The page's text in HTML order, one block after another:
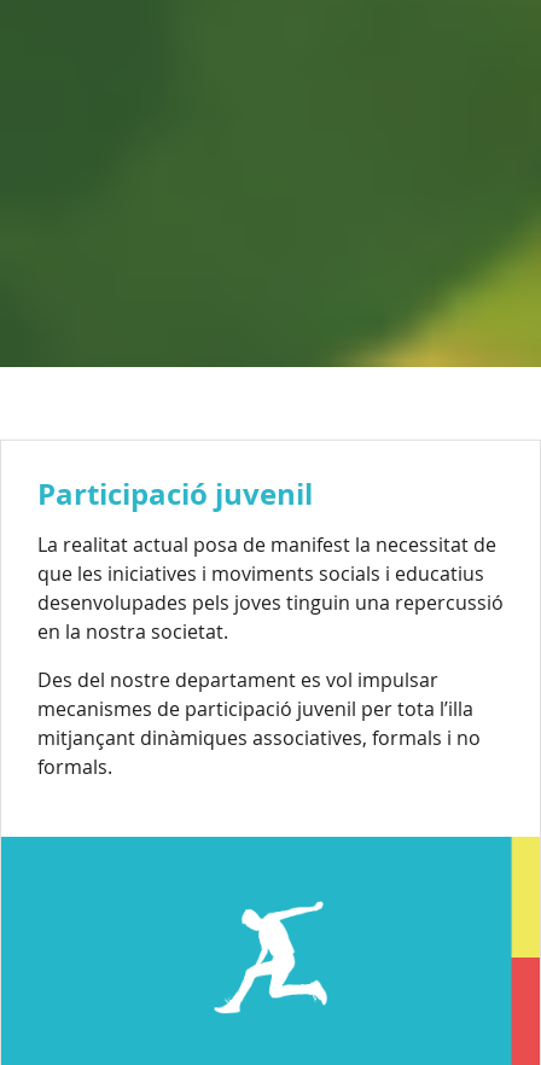
Participació juvenil
La realitat actual posa de manifest la necessitat de
que les iniciatives i moviments socials i educatius
desenvolupades pels joves tinguin una repercussió
en la nostra societat.
Des del nostre departament es vol impulsar
mecanismes de participació juvenil per tota l’illa
mitjançant dinàmiques associatives, formals i no
formals.